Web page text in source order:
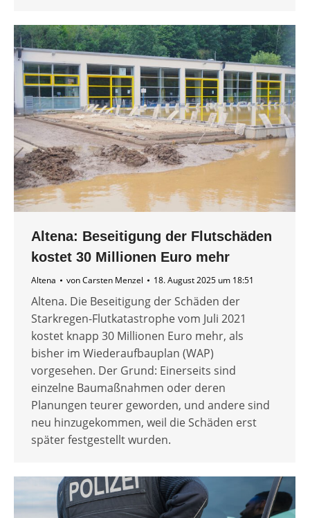
Altena: Beseitigung der Flutschäden
kostet 30 Millionen Euro mehr
Altena vonCarsten Menzel 18. August 2025 um 18:51
Altena. Die Beseitigung der Schäden der
Starkregen-Flutkatastrophe vom Juli 2021
kostet knapp 30 Millionen Euro mehr, als
bisher im Wiederaufbauplan (WAP)
vorgesehen. Der Grund: Einerseits sind
einzelne Baumaßnahmen oder deren
Planungen teurer geworden, und andere sind
neu hinzugekommen, weil die Schäden erst
später festgestellt wurden.